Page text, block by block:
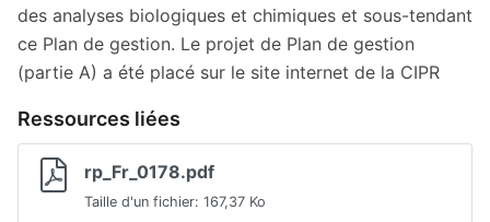
des analyses biologiques et chimiques et sous-tendant
ce Plan de gestion. Le projet de Plan de gestion
(partie A) a été placé sur le site internet de la CIPR
Ressources liées
rp_Fr_0178.pdf
Taille d'un fichier: 167,37 Ko